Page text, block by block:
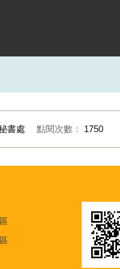
書處 點閱次數： 1750